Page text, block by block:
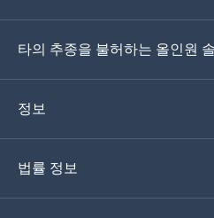
Deutsch
타의 추종을 불허하는 올인원
정보
법률 정보